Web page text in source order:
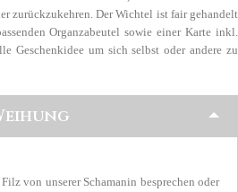
zurückzukehren. Der Wichtel ist fair gehandelt
Organzabeutel sowie einer Karte inkl.
Geschenkidee um sich selbst oder andere zu
von unserer Schamanin besprechen oder